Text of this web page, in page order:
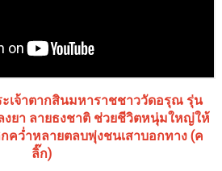
เจ้าตากสินมหาราชชาววัดอรุณ รุ่น
งยา ลายธงชาติ ช่วยชีวิตหนุ่มใหญ่ให้
คว่ำหลายตลบพุ่งชนเสาบอกทาง (ค
ลิ๊ก)